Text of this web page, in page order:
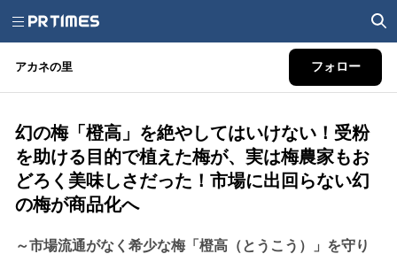
アカネの里 フォロー
幻の梅「橙高」を絶やしてはいけない！受粉
を助ける目的で植えた梅が、実は梅農家もお
どろく美味しさだった！市場に出回らない幻
の梅が商品化へ
～市場流通がなく希少な梅「橙高（とうこう）」を守り